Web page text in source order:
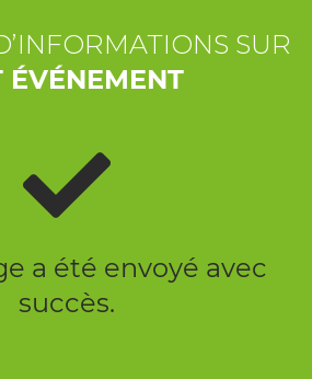
SUR
ÉVÉNEMENT
a été envoyé avec
succès.